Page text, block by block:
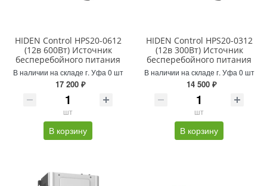
HIDEN Control HPS20-0612
(12в 600Вт) Источник
бесперебойного питания
В наличии на складе г. Уфа 0 шт
17 200 ₽
шт
В корзину
HIDEN Control HPS20-0312
(12в 300Вт) Источник
бесперебойного питания
В наличии на складе г. Уфа 0 шт
14 500 ₽
шт
В корзину